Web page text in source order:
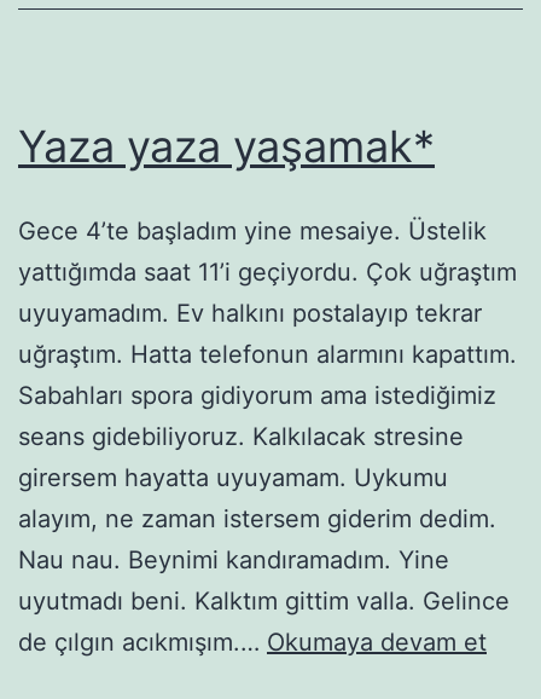
Yaza yaza yaşamak*
Gece 4’te başladım yine mesaiye. Üstelik
yattığımda saat 11’i geçiyordu. Çok uğraştım
uyuyamadım. Ev halkını postalayıp tekrar
uğraştım. Hatta telefonun alarmını kapattım.
Sabahları spora gidiyorum ama istediğimiz
seans gidebiliyoruz. Kalkılacak stresine
girersem hayatta uyuyamam. Uykumu
alayım, ne zaman istersem giderim dedim.
Nau nau. Beynimi kandıramadım. Yine
uyutmadı beni. Kalktım gittim valla. Gelince
de çılgın acıkmışım.… Okumaya devam etYaza